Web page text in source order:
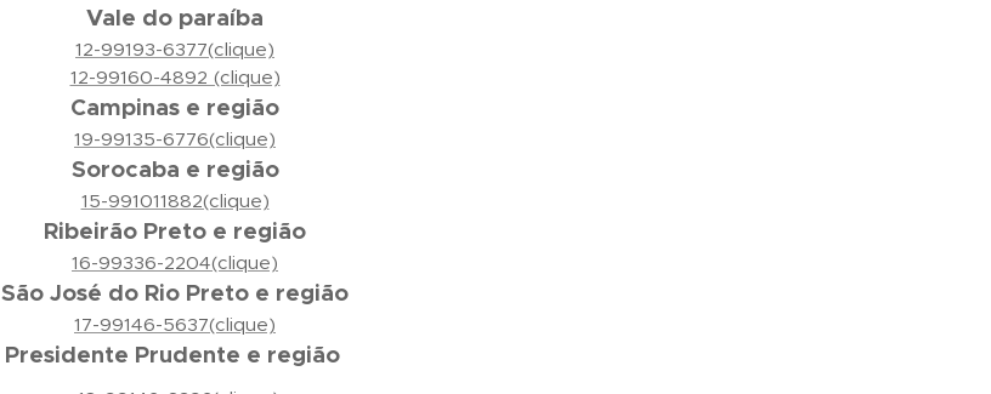
Vale do paraíba
12-99193-6377(clique)
12-99160-4892 (clique)
Campinas e região
19-99135-6776(clique)
Sorocaba e região
15-991011882(clique)
Ribeirão Preto e região
16-99336-2204(clique)
São José do Rio Preto e região
17-99146-5637(clique)
Presidente Prudente e região